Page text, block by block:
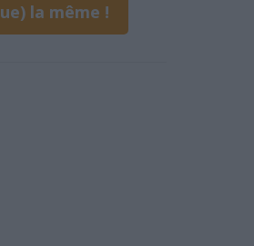
la même !